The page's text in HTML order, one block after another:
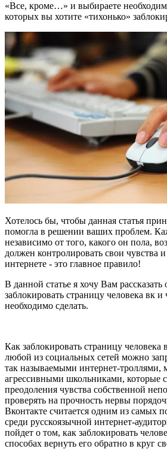
«Все, кроме…» и выбираете
которых вы хотите «тихонько»
Хотелось бы, чтобы данная статья
помогла в решении ваших проблем.
независимо от того, какого он пола,
должен контролировать свои чувства
интернете - это главное правило!
В данной статье я хочу Вам рассказать
заблокировать страницу человека вк и
необходимо сделать.
Как заблокировать страницу человека
любой из социальных сетей можно
так называемыми интернет-
агрессивными школьниками, которые
преодоления чувства собственной
проверять на прочность нервы
Вконтакте считается одним из самых
среди русскоязычной интернет-
пойдет о том, как заблокировать
способах вернуть его обратно в круг